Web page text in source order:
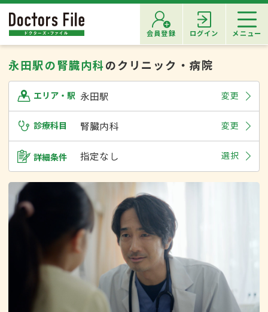
会員登録 ログイン メニュー
永田駅の腎臓内科のクリニック・病院
エリア・駅 永田駅 変更
診療科目 腎臓内科 変更
詳細条件 指定なし 選択